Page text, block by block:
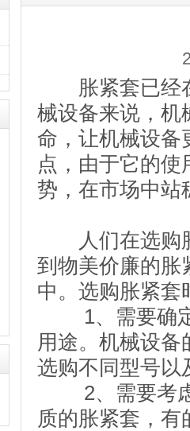
胀紧套已经在
械设备来说，机
命，让机械设备
点，由于它的
势，在市场中站
人们在选购胀
到物美价廉的胀
中。选购胀紧套
1、需要确定
用途。机械设
选购不同型号以
2、需要考虑
质的胀紧套，